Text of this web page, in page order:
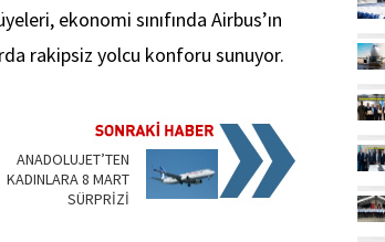
ekonomi sınıfında Airbus’ın
rakipsiz yolcu konforu sunuyor.
ANADOLUJET’TEN
KADINLARA 8 MART
SÜRPRİZİ